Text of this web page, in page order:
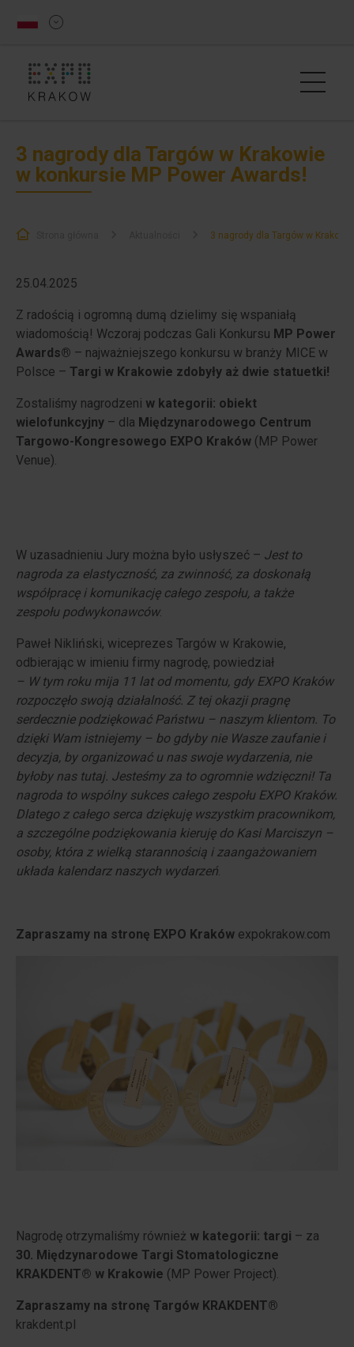
3 nagrody dla Targów w
3 nagrody dla Targów w Krakowie
w konkursie MP Power Awards!
25.04.2025
Z radością i ogromną dumą dzielimy się wspaniałą
wiadomością! Wczoraj podczas Gali Konkursu MP Power
Awards® – najważniejszego konkursu w branży MICE w
Polsce – Targi w Krakowie zdobyły aż dwie statuetki!
Zostaliśmy nagrodzeni w kategorii: obiekt
wielofunkcyjny – dla Międzynarodowego Centrum
Targowo-Kongresowego EXPO Kraków (MP Power
Venue).
W uzasadnieniu Jury można było usłyszeć – Jest to
nagroda za elastyczność, za zwinność, za doskonałą
współpracę i komunikację całego zespołu, a także
zespołu podwykonawców.
Paweł Nikliński, wiceprezes Targów w Krakowie,
odbierając w imieniu firmy nagrodę, powiedział
– W tym roku mija 11 lat od momentu, gdy EXPO Kraków
rozpoczęło swoją działalność. Z tej okazji pragnę
serdecznie podziękować Państwu – naszym klientom. To
dzięki Wam istniejemy – bo gdyby nie Wasze zaufanie i
decyzja, by organizować u nas swoje wydarzenia, nie
byłoby nas tutaj. Jesteśmy za to ogromnie wdzięczni! Ta
nagroda to wspólny sukces całego zespołu EXPO Kraków.
Dlatego z całego serca dziękuję wszystkim pracownikom,
a szczególne podziękowania kieruję do Kasi Marciszyn –
osoby, która z wielką starannością i zaangażowaniem
układa kalendarz naszych wydarzeń.
Zapraszamy na stronę EXPO Kraków expokrakow.com
Nagrodę otrzymaliśmy również w kategorii: targi – za
30. Międzynarodowe Targi Stomatologiczne
KRAKDENT® w Krakowie (MP Power Project).
Zapraszamy na stronę Targów KRAKDENT®
krakdent.pl